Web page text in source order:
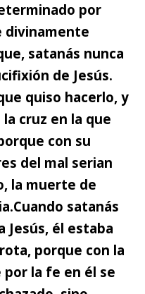
por
divinamente
satanás nunca
de Jesús.
quiso hacerlo, y
cruz en la que
con su
del mal serian
la muerte de
Cuando satanás
Jesús, él estaba
porque con la
la fe en él se